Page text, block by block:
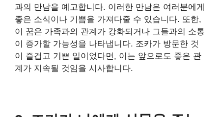
과의 만남을 예고합니다. 이러한 만남은 여러분에게
좋은 소식이나 기쁨을 가져다줄 수 있습니다. 또한,
이 꿈은 가족과의 관계가 강화되거나 그들과의 소통
이 증가할 가능성을 나타냅니다. 조카가 방문한 것
이 즐겁고 기쁜 일이었다면, 이는 앞으로도 좋은 관
계가 지속될 것임을 시사합니다.